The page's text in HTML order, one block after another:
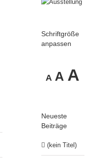
Schriftgröße
anpassen
A
Decrease
font
A Reset
size.
A
Neueste
Beiträge
(kein Titel)